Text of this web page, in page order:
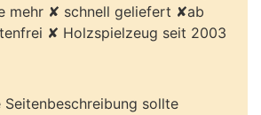
mehr ✘ schnell geliefert ✘ab
✘ Holzspielzeug seit 2003
Seitenbeschreibung sollte